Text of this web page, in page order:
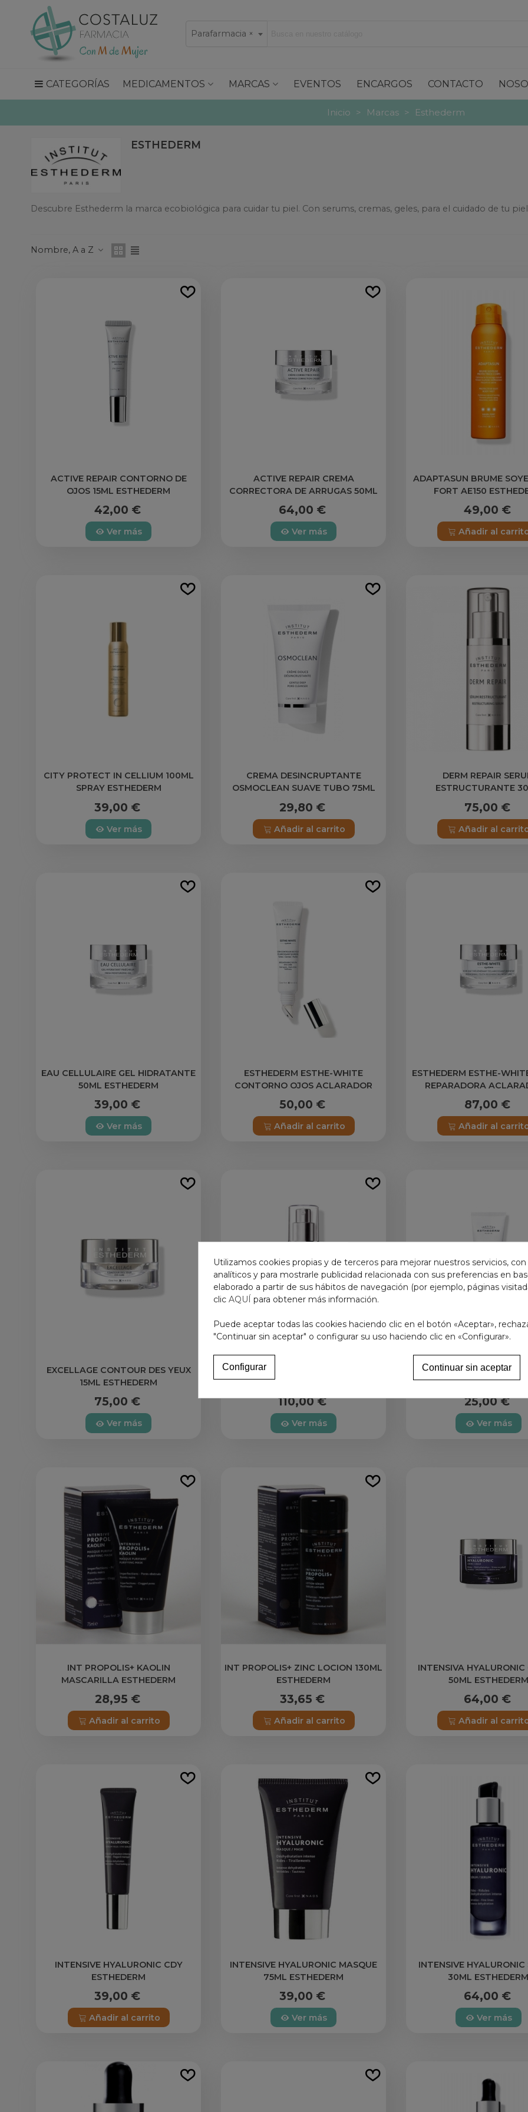
×
Parafarmacia
CATEGORÍAS MEDICAMENTOS MARCAS EVENTOS ENCARGOS CONTACTO
Inicio > Marcas > Esthederm
ESTHEDERM
Descubre Esthederm la marca ecobiológica para cuidar tu piel. Con serums, cremas, geles, para el cuidado de tu piel
Nombre, A a Z
ACTIVE REPAIR CONTORNO DE
OJOS 15ML ESTHEDERM
42,00 €
Ver más
ACTIVE REPAIR CREMA
CORRECTORA DE ARRUGAS 50ML
ESTHEDERM
64,00 €
Ver más
ADAPTASUN BRUME
FORT AE150
49,00 €
Añadir al
CITY PROTECT IN CELLIUM 100ML
SPRAY ESTHEDERM
39,00 €
Ver más
CREMA DESINCRUPTANTE
OSMOCLEAN SUAVE TUBO 75ML
29,80 €
Añadir al carrito
DERM REPAIR
ESTRUCTURANTE
75,00 €
Añadir al
EAU CELLULAIRE GEL HIDRATANTE
50ML ESTHEDERM
39,00 €
Ver más
ESTHEDERM ESTHE-WHITE
CONTORNO OJOS ACLARADOR
15ML
50,00 €
Añadir al carrito
ESTHEDERM ESTHE-
REPARADORA
NOCHE 50ML
87,00 €
Añadir al
EXCELLAGE CONTOUR DES YEUX
15ML ESTHEDERM
75,00 €
Ver más
EXCELLAGE SERUM FACIAL
110,00 €
Ver más
GEL LIMPIADOR
ML ESTHEDERM
25,00 €
Ver más
INT PROPOLIS+ KAOLIN
MASCARILLA ESTHEDERM
28,95 €
Añadir al carrito
INT PROPOLIS+ ZINC LOCION 130ML
ESTHEDERM
33,65 €
Añadir al carrito
INTENSIVA HYALURONIC
50ML ESTHEDERM
64,00 €
Añadir al
INTENSIVE HYALURONIC CDY
ESTHEDERM
39,00 €
Añadir al carrito
INTENSIVE HYALURONIC MASQUE
75ML ESTHEDERM
39,00 €
Ver más
INTENSIVE HYALURONIC
30ML ESTHEDERM
64,00 €
Ver más
Utilizamos cookies propias y de terceros para mejorar nuestros servicios,
analíticos y para mostrarle publicidad relacionada con sus preferencias en
elaborado a partir de sus hábitos de navegación (por ejemplo, páginas
clic AQUÍ para obtener más información.
Puede aceptar todas las cookies haciendo clic en el botón «Aceptar»,
"Continuar sin aceptar" o configurar su uso haciendo clic en «Configurar».
Continuar sin aceptar
Configurar